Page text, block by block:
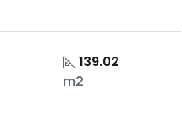
139.02
m2